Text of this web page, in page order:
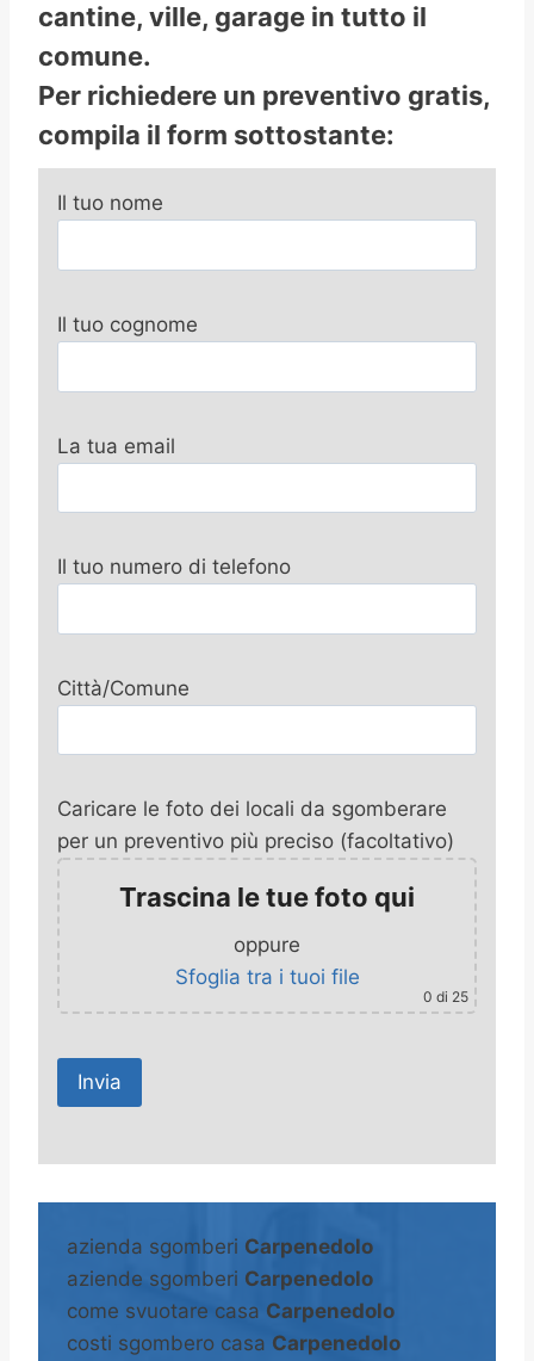
cantine, ville, garage in tutto il
comune.
Per richiedere un preventivo gratis,
compila il form sottostante:
Il tuo nome
Il tuo cognome
La tua email
Il tuo numero di telefono
Città/Comune
Caricare le foto dei locali da sgomberare
per un preventivo più preciso (facoltativo)
Trascina le tue foto qui
oppure
Sfoglia tra i tuoi file
0 di 25
A
e
n
a
azienda sgomberi Carpenedolo
aziende sgomberi Carpenedolo
come svuotare casa Carpenedolo
costi sgombero casa Carpenedolo